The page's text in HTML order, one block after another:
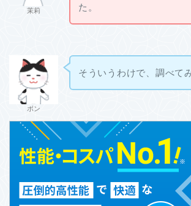
茉莉
た。
ボン
そういうわけで、調べて